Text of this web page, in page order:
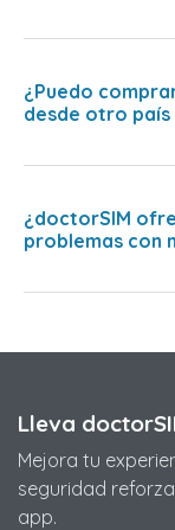
¿Puedo
desde otro país
¿doctorSIM
problemas con
Lleva
Mejora tu
seguridad
app.